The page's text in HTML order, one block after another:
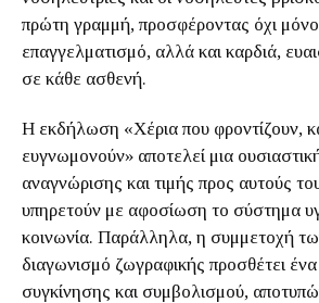
πρώτη γραμμή, προσφέροντας όχι
επαγγελματισμό, αλλά και καρδιά,
σε κάθε ασθενή.
Η εκδήλωση «Χέρια που φροντίζουν,
ευγνωμονούν» αποτελεί μια
αναγνώρισης και τιμής προς αυτούς
υπηρετούν με αφοσίωση το σύστημα
κοινωνία. Παράλληλα, η συμμετοχή
διαγωνισμό ζωγραφικής προσθέτει
συγκίνησης και συμβολισμού,